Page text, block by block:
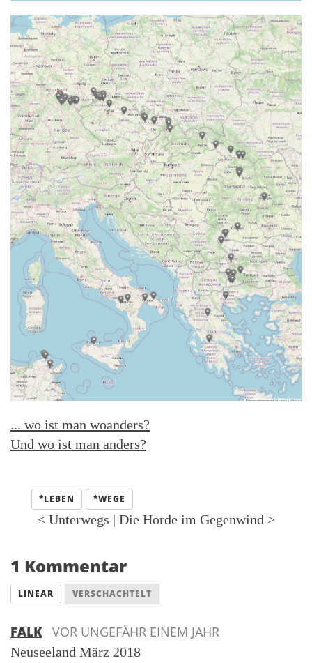
... wo ist man woanders?
Und wo ist man anders?
Kategorien:
*LEBEN *WEGE
< Unterwegs | Die Horde im Gegenwind >
1 Kommentar
LINEAR VERSCHACHTELT
FALK VOR UNGEFÄHR EINEM JAHR
Neuseeland März 2018